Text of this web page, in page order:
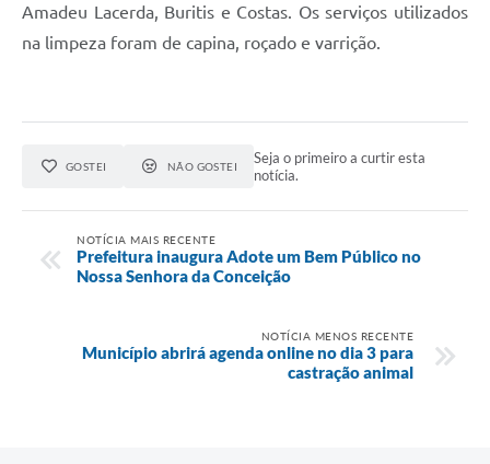
Amadeu Lacerda, Buritis e Costas. Os serviços utilizados
na limpeza foram de capina, roçado e varrição.
GOSTEI NÃO GOSTEI
Seja o primeiro a curtir esta
notícia.
NOTÍCIA MAIS RECENTE
Prefeitura inaugura Adote um Bem Público no
Nossa Senhora da Conceição
NOTÍCIA MENOS RECENTE
Município abrirá agenda online no dia 3 para
castração animal